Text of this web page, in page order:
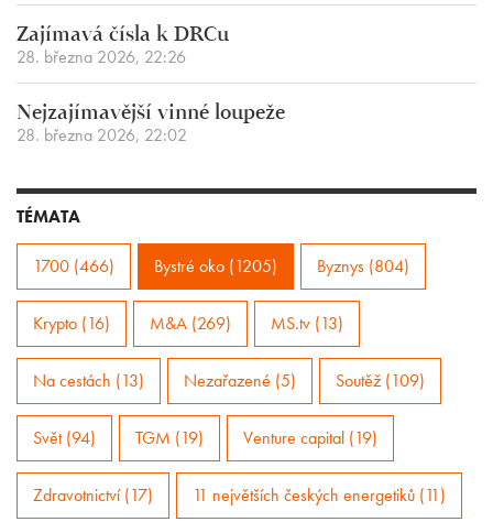
Zajímavá čísla k DRCu
28. března 2026, 22:26
Nejzajímavější vinné loupeže
28. března 2026, 22:02
TÉMATA
1700 (466) Bystré oko (1205) Byznys (804)
Krypto (16) M&A (269) MS.tv (13)
Na cestách (13) Nezařazené (5) Soutěž (109)
Svět (94) TGM (19) Venture capital (19)
Zdravotnictví (17) 11 největších českých energetiků (11)